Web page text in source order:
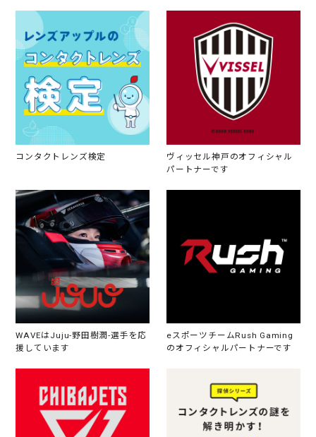
コンタクトレンズ検定
ヴィッセル神戸のオフィシャル
パートナーです
WAVEはJuju-野田樹潤-選手を応
援しています
eスポーツチームRush Gaming
のオフィシャルパートナーです